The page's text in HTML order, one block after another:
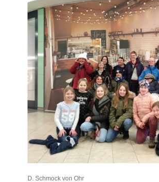
D. Schmock von Ohr